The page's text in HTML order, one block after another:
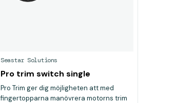
Seastar Solutions
Pro trim switch single
Pro Trim ger dig möjligheten att med
fingertopparna manövrera motorns trim